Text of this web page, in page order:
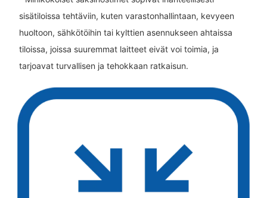
sisätiloissa tehtäviin, kuten varastonhallintaan, kevyeen
huoltoon, sähkötöihin tai kylttien asennukseen ahtaissa
tiloissa, joissa suuremmat laitteet eivät voi toimia, ja
tarjoavat turvallisen ja tehokkaan ratkaisun.